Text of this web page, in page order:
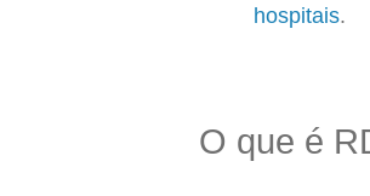
hospitais.
O que é